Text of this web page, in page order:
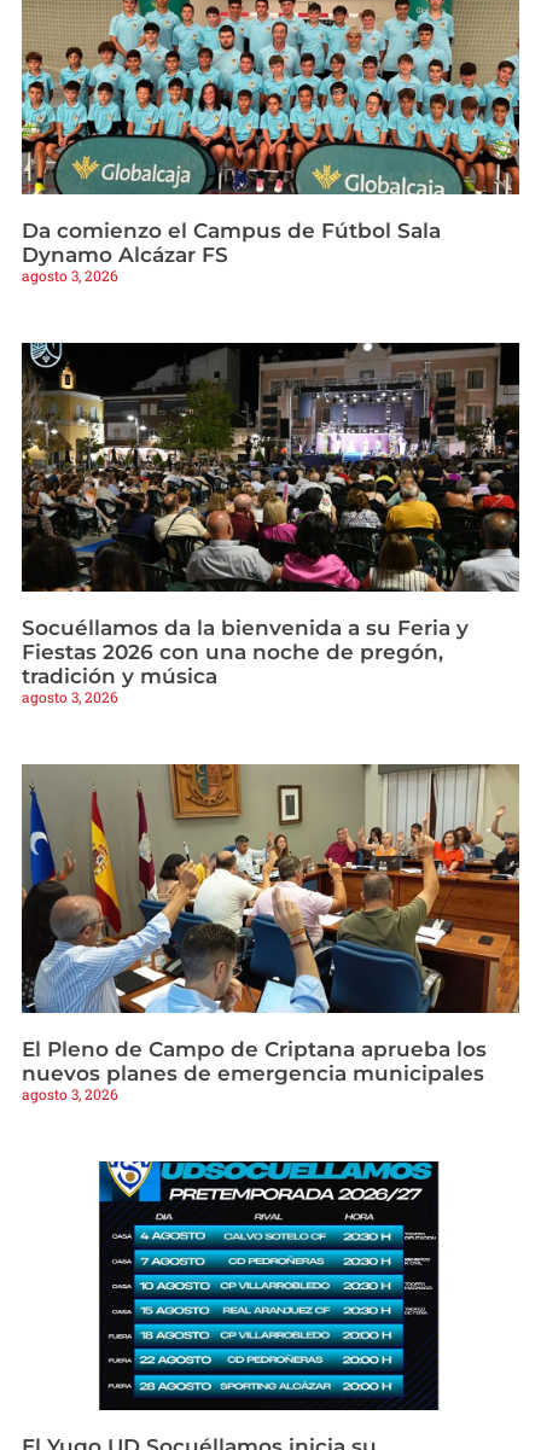
Da comienzo el Campus de Fútbol Sala
Dynamo Alcázar FS
agosto 3, 2026
Socuéllamos da la bienvenida a su Feria y
Fiestas 2026 con una noche de pregón,
tradición y música
agosto 3, 2026
El Pleno de Campo de Criptana aprueba los
nuevos planes de emergencia municipales
agosto 3, 2026